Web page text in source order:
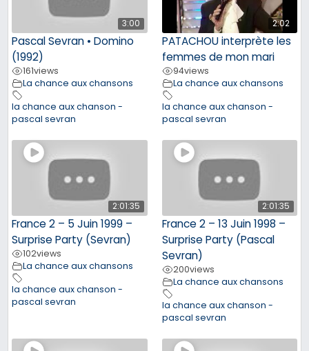
3:00
Pascal Sevran • Domino
(1992)
161views
La chance aux chansons
la chance aux chanson -
pascal sevran
2:02
PATACHOU interprète les
femmes de mon mari
94views
La chance aux chansons
la chance aux chanson -
pascal sevran
2:01:35
France 2 – 5 Juin 1999 –
Surprise Party (Sevran)
102views
La chance aux chansons
la chance aux chanson -
pascal sevran
2:01:35
France 2 – 13 Juin 1998 –
Surprise Party (Pascal
Sevran)
200views
La chance aux chansons
la chance aux chanson -
pascal sevran